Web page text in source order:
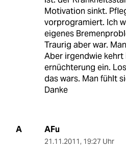
Motivation sinkt.
vorprogramiert. Ich
eigenes
Traurig aber war.
Aber irgendwie
ernüchterung ein.
das wars. Man fühlt
Danke
A AFu
21.11.2011, 19:27 Uhr